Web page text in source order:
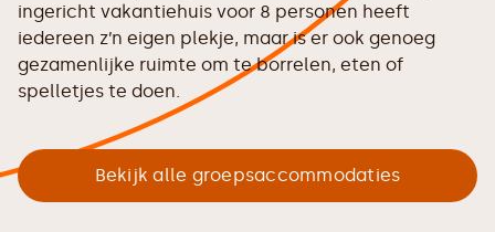
ingericht vakantiehuis voor 8 personen heeft
iedereen z’n eigen plekje, maar is er ook genoeg
gezamenlijke ruimte om te borrelen, eten of
spelletjes te doen.
Bekijk alle groepsaccommodaties